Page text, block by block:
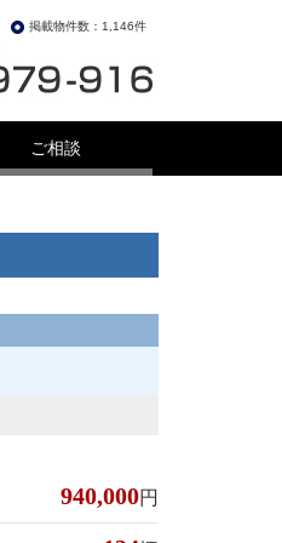
掲載物件数：1,146件
ご相談
940,000円